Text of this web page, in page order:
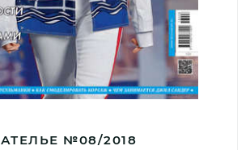
АТЕЛЬЕ №08/2018